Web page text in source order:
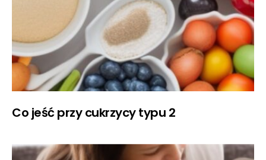
Co jeść przy cukrzycy typu 2